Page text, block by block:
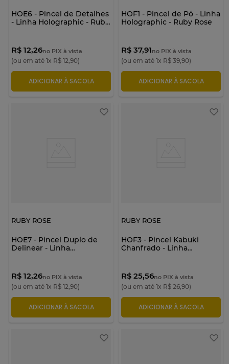
HOE6 - Pincel de Detalhes
- Linha Holographic - Ruby
R$ 12,26no PIX à vista
(ou em até 1x R$ 12,90)
ADICIONAR À SACOLA
HOF1 - Pincel de Pó - Linha
Holographic - Ruby Rose
R$ 37,91no PIX à vista
(ou em até 1x R$ 39,90)
ADICIONAR À SACOLA
RUBY ROSE
HOE7 - Pincel Duplo de
Delinear - Linha
R$ 12,26no PIX à vista
(ou em até 1x R$ 12,90)
ADICIONAR À SACOLA
RUBY ROSE
HOF3 - Pincel Kabuki
Chanfrado - Linha
R$ 25,56no PIX à vista
(ou em até 1x R$ 26,90)
ADICIONAR À SACOLA